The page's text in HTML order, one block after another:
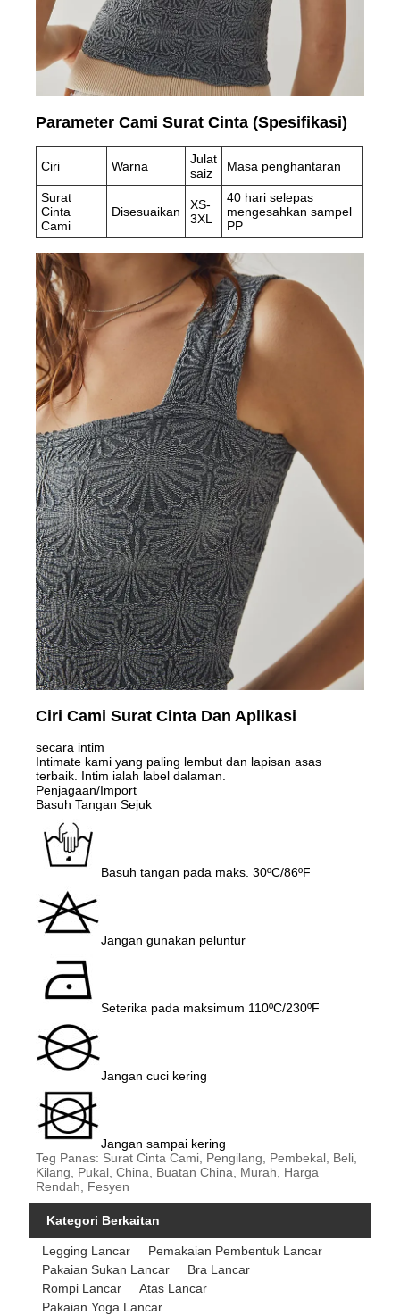
Parameter Cami Surat Cinta (Spesifikasi)
Ciri Warna
Julat
saiz
Masa penghantaran
Surat
Cinta
Cami
Disesuaikan
XS-
3XL
40 hari selepas
mengesahkan sampel
PP
Ciri Cami Surat Cinta Dan Aplikasi
secara intim
Intimate kami yang paling lembut dan lapisan asas
terbaik. Intim ialah label dalaman.
Penjagaan/Import
Basuh Tangan Sejuk
Basuh tangan pada maks. 30ºC/86ºF
Jangan gunakan peluntur
Seterika pada maksimum 110ºC/230ºF
Jangan cuci kering
Jangan sampai kering
Teg Panas: Surat Cinta Cami, Pengilang, Pembekal, Beli,
Kilang, Pukal, China, Buatan China, Murah, Harga
Rendah, Fesyen
Kategori Berkaitan
Legging Lancar
Pemakaian Pembentuk Lancar
Pakaian Sukan Lancar
Bra Lancar
Rompi Lancar
Atas Lancar
Pakaian Yoga Lancar